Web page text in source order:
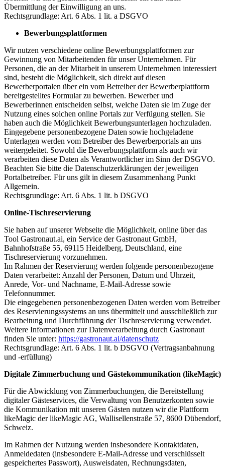
Übermittlung der Einwilligung an uns.
Rechtsgrundlage: Art. 6 Abs. 1 lit. a DSGVO
Bewerbungsplattformen
Wir nutzen verschiedene online Bewerbungsplattformen zur
Gewinnung von Mitarbeitenden für unser Unternehmen. Für
Personen, die an der Mitarbeit in unserem Unternehmen interessiert
sind, besteht die Möglichkeit, sich direkt auf diesen
Bewerberportalen über ein vom Betreiber der Bewerberplattform
bereitgestelltes Formular zu bewerben. Bewerber und
Bewerberinnen entscheiden selbst, welche Daten sie im Zuge der
Nutzung eines solchen online Portals zur Verfügung stellen. Sie
haben auch die Möglichkeit Bewerbungsunterlagen hochzuladen.
Eingegebene personenbezogene Daten sowie hochgeladene
Unterlagen werden vom Betreiber des Bewerberportals an uns
weitergeleitet. Sowohl die Bewerbungsplattform als auch wir
verarbeiten diese Daten als Verantwortlicher im Sinn der DSGVO.
Beachten Sie bitte die Datenschutzerklärungen der jeweiligen
Portalbetreiber. Für uns gilt in diesem Zusammenhang Punkt
Allgemein.
Rechtsgrundlage: Art. 6 Abs. 1 lit. b DSGVO
Online-Tischreservierung
Sie haben auf unserer Webseite die Möglichkeit, online über das
Tool Gastronaut.ai, ein Service der Gastronaut GmbH,
Bahnhofstraße 55, 69115 Heidelberg, Deutschland, eine
Tischreservierung vorzunehmen.
Im Rahmen der Reservierung werden folgende personenbezogene
Daten verarbeitet: Anzahl der Personen, Datum und Uhrzeit,
Anrede, Vor- und Nachname, E-Mail-Adresse sowie
Telefonnummer.
Die eingegebenen personenbezogenen Daten werden vom Betreiber
des Reservierungssystems an uns übermittelt und ausschließlich zur
Bearbeitung und Durchführung der Tischreservierung verwendet.
Weitere Informationen zur Datenverarbeitung durch Gastronaut
finden Sie unter: https://gastronaut.ai/datenschutz
Rechtsgrundlage: Art. 6 Abs. 1 lit. b DSGVO (Vertragsanbahnung
und -erfüllung)
Digitale Zimmerbuchung und Gästekommunikation (likeMagic)
Für die Abwicklung von Zimmerbuchungen, die Bereitstellung
digitaler Gästeservices, die Verwaltung von Benutzerkonten sowie
die Kommunikation mit unseren Gästen nutzen wir die Plattform
likeMagic der likeMagic AG, Wallisellenstraße 57, 8600 Dübendorf,
Schweiz.
Im Rahmen der Nutzung werden insbesondere Kontaktdaten,
Anmeldedaten (insbesondere E-Mail-Adresse und verschlüsselt
gespeichertes Passwort), Ausweisdaten, Rechnungsdaten,